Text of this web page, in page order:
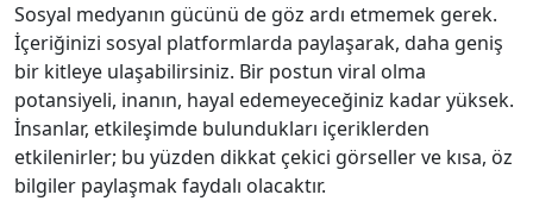
Sosyal medyanın gücünü de göz ardı etmemek gerek.
İçeriğinizi sosyal platformlarda paylaşarak, daha geniş
bir kitleye ulaşabilirsiniz. Bir postun viral olma
potansiyeli, inanın, hayal edemeyeceğiniz kadar yüksek.
İnsanlar, etkileşimde bulundukları içeriklerden
etkilenirler; bu yüzden dikkat çekici görseller ve kısa, öz
bilgiler paylaşmak faydalı olacaktır.